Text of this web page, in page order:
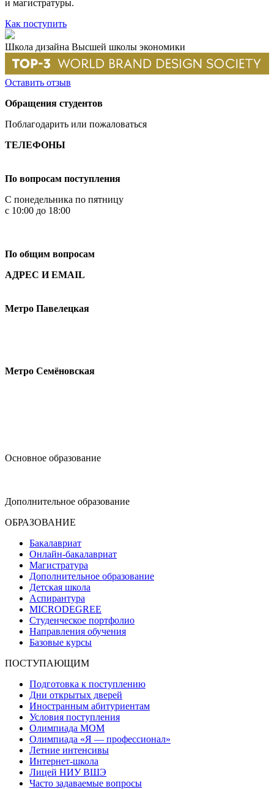
и магистратуры.
Как поступить
Школа дизайна Высшей школы экономики
Оставить отзыв
Обращения студентов
Поблагодарить или пожаловаться
ТЕЛЕФОНЫ
По вопросам поступления
С понедельника по пятницу
с 10:00 до 18:00
По общим вопросам
АДРЕС И EMAIL
Метро Павелецкая
Метро Семёновская
Основное образование
Дополнительное образование
ОБРАЗОВАНИЕ
Бакалавриат
Онлайн-бакалавриат
Магистратура
Дополнительное образование
Детская школа
Аспирантура
MICRODEGREE
Студенческое портфолио
Направления обучения
Базовые курсы
ПОСТУПАЮЩИМ
Подготовка к поступлению
Дни открытых дверей
Иностранным абитуриентам
Условия поступления
Олимпиада МОМ
Олимпиада «Я — профессионал»
Летние интенсивы
Интернет-школа
Лицей НИУ ВШЭ
Часто задаваемые вопросы